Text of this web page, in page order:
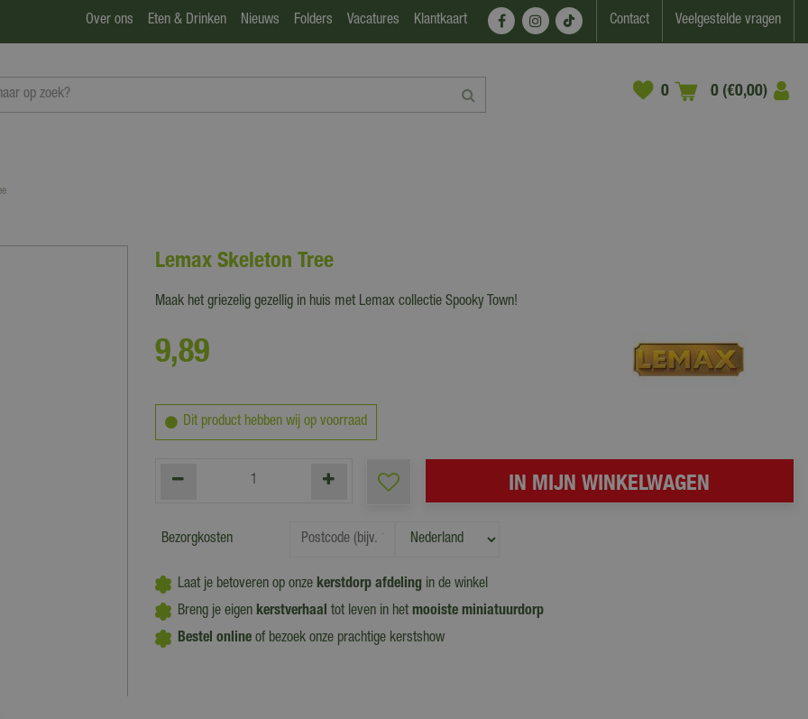
Over ons Eten & Drinken Nieuws Folders Vacatures Klantkaart Contact Veelgestelde vragen
0 (€0,00)
Lemax Skeleton Tree
Maak het griezelig gezellig in huis met Lemax collectie Spooky Town!
9,89
Dit product hebben wij op voorraad
Bezorgkosten
Laat je betoveren op onze kerstdorp afdeling in de winkel
Breng je eigen kerstverhaal tot leven in het mooiste miniatuurdorp
Bestel online of bezoek onze prachtige kerstshow